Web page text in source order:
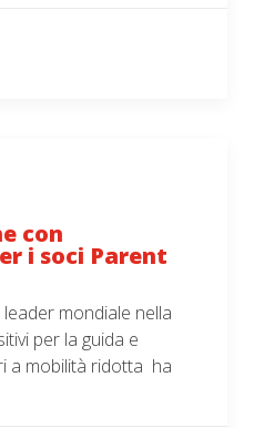
con
i soci Parent
mondiale nella
per la guida e
a mobilità ridotta ha